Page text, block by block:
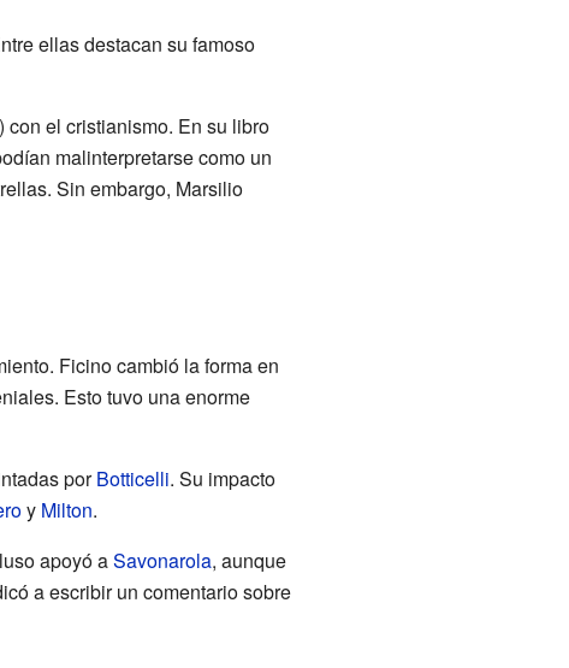
ellas destacan su famoso
el cristianismo. En su libro
malinterpretarse como un
Sin embargo, Marsilio
Ficino cambió la forma en
Esto tuvo una enorme
porBotticelli. Su impacto
y Milton.
apoyó aSavonarola, aunque
a escribir un comentario sobre